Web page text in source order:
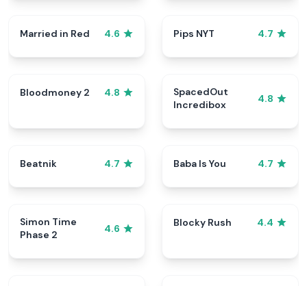
Married in Red 4.6 Pips NYT 4.7
Bloodmoney 2 4.8
SpacedOut
Incredibox
4.8
Beatnik 4.7 Baba Is You 4.7
Simon Time
Phase 2
4.6
Blocky Rush 4.4